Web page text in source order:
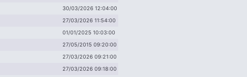
30/03/2026 12:04:00
27/03/2026 11:54:00
01/01/2025 10:03:00
27/05/2015 09:20:00
27/03/2026 09:21:00
27/03/2026 09:18:00